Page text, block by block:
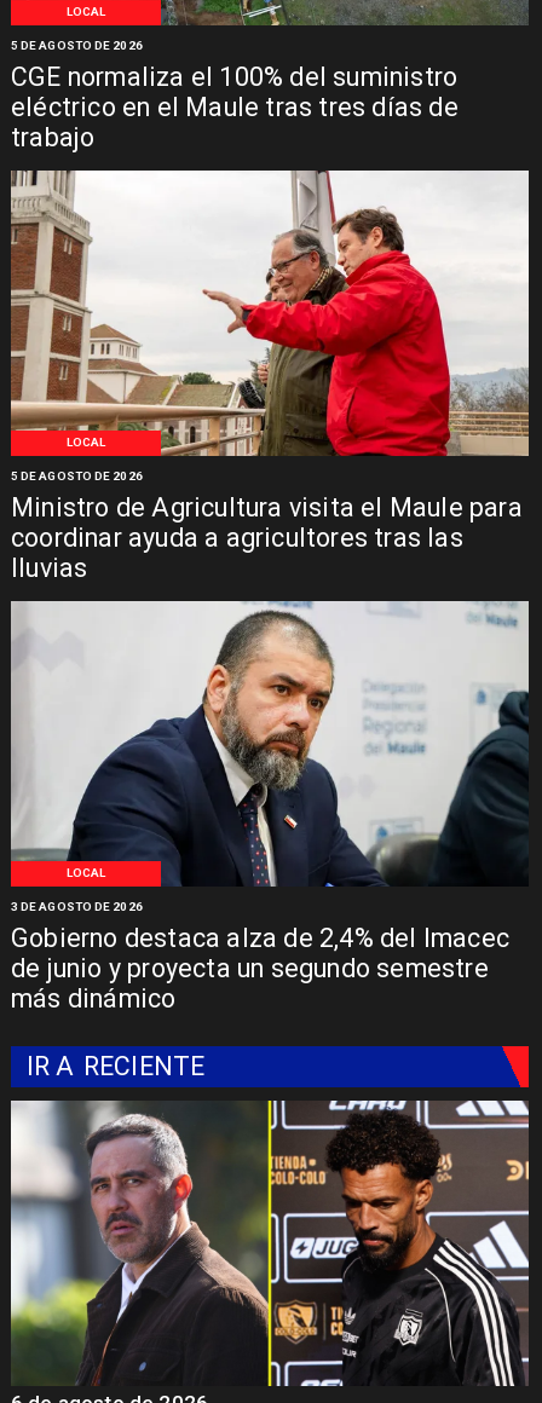
LOCAL
CGE normaliza el 100% del suministro
eléctrico en el Maule tras tres días de
trabajo
5 DE AGOSTO DE 2026
LOCAL
Ministro de Agricultura visita el Maule para
coordinar ayuda a agricultores tras las
lluvias
5 DE AGOSTO DE 2026
LOCAL
Gobierno destaca alza de 2,4% del Imacec
de junio y proyecta un segundo semestre
más dinámico
3 DE AGOSTO DE 2026
IR A RECIENTE